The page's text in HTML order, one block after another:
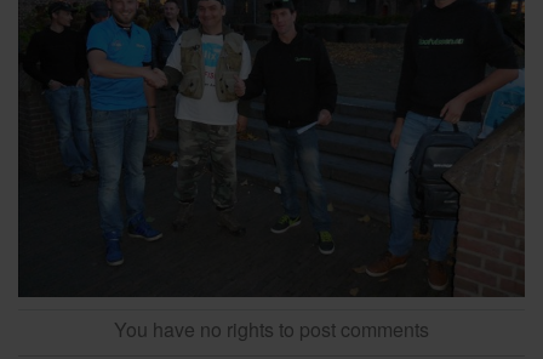
You have no rights to post comments